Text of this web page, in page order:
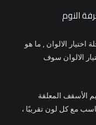
النوم
الالوان , ما هو
الالوان سوف
الأسقف المعلقة
مع كل لون تقريبًا ،